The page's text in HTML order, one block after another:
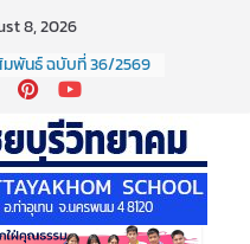
8, 2026
มพันธ์ ฉบับที่ 36/2569
2569
ระจำปี ๒๕๖๙
มพันธ์ ฉบับที่ 38/2569
2569
พันธ์ ฉบับที่ 37/2569
2569